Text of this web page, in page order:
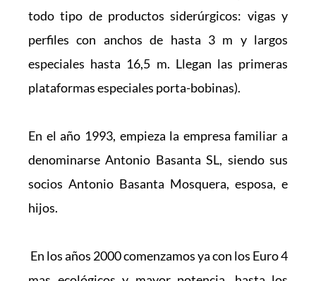
todo tipo de productos siderúrgicos: vigas y
perfiles con anchos de hasta 3 m y largos
especiales hasta 16,5 m. Llegan las primeras
plataformas especiales porta-bobinas).
En el año 1993, empieza la empresa familiar a
denominarse Antonio Basanta SL, siendo sus
socios Antonio Basanta Mosquera, esposa, e
hijos.